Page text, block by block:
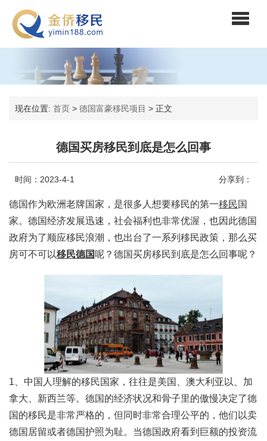
现在位置: 首页 > 德国富豪移民项目 > 正文
德国买房移民到底是怎么回事
时间：2023-4-1 分享到：
德国作为欧洲老牌国家，是很多人想要移民的第一移民国
家。德国经济发展迅速，社会福利也非常优渥，也因此德国
政府为了顺应移民浪潮，也出台了一系列移民政策，那么买
房可不可以移民德国呢？德国买房移民到底是怎么回事呢？
1、中国人理解的移民国家，往往是美国、澳大利亚以、加
拿大、新西兰等。德国的经济状况和骨子里的傲慢决定了德
国的移民是非常严格的，但同时非常合理公平的，他们以卖
德国居留或者德国护照为耻。当德国政府看到巨额的投资流